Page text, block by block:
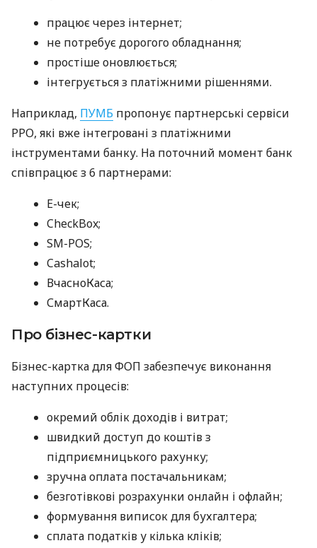
працює через інтернет;
не потребує дорогого обладнання;
простіше оновлюється;
інтегрується з платіжними рішеннями.
Наприклад, ПУМБ пропонує партнерські сервіси
РРО, які вже інтегровані з платіжними
інструментами банку. На поточний момент банк
співпрацює з 6 партнерами:
E-чек;
CheckBox;
SM-POS;
Cashalot;
ВчасноКаса;
СмартКаса.
Про бізнес-картки
Бізнес-картка для ФОП забезпечує виконання
наступних процесів:
окремий облік доходів і витрат;
швидкий доступ до коштів з
підприємницького рахунку;
зручна оплата постачальникам;
безготівкові розрахунки онлайн і офлайн;
формування виписок для бухгалтера;
сплата податків у кілька кліків;